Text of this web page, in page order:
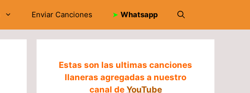
Enviar Canciones ➤ Whatsapp
Estas son las ultimas canciones
llaneras agregadas a nuestro
canal de YouTube